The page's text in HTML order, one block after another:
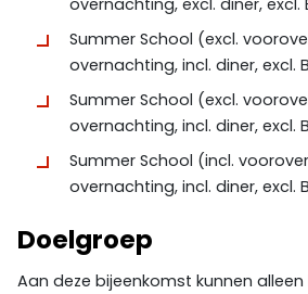
overnachting, excl. diner,
Summer School (excl.
overnachting, incl. diner, excl.
Summer School (excl.
overnachting, incl. diner, excl.
Summer School (incl.
overnachting, incl. diner, excl.
Doelgroep
Aan deze bijeenkomst kunnen